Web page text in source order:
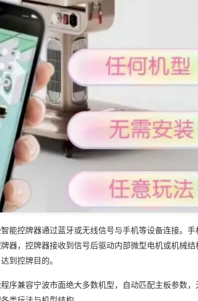
能控牌器通过蓝牙或无线信号与手机等设备连接。
器，控牌器接收到信号后驱动内部微型电机或机械结
到控牌目的。
序兼容宁波市面绝大多数机型，自动匹配主板参数，